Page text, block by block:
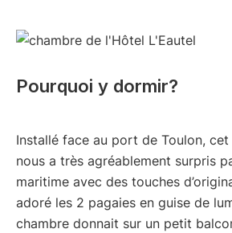
Pourquoi y dormir?
Installé face au port de Toulon,
nous a très agréablement surpris
maritime avec des touches
adoré les 2 pagaies en guise de
chambre donnait sur un petit